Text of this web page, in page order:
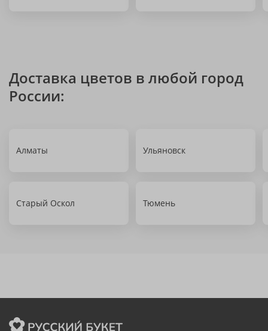
Доставка цветов в любой город
России:
Алматы Ульяновск
Старый Оскол Тюмень